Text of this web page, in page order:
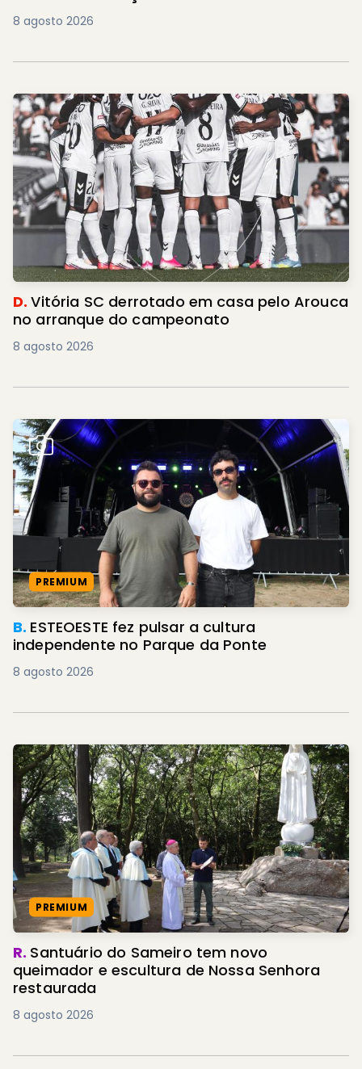
8 agosto 2026
D.Vitória SC derrotado em casa pelo Arouca
no arranque do campeonato
8 agosto 2026
PREMIUM
B. ESTEOESTE fez pulsar a cultura
independente no Parque da Ponte
8 agosto 2026
PREMIUM
R. Santuário do Sameiro tem novo
queimador e escultura de Nossa Senhora
restaurada
8 agosto 2026